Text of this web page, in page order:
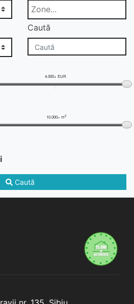
Caută
4.000+ EUR
10.000+ m2
Caută